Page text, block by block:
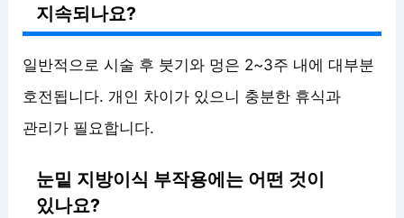
지속되나요?
일반적으로 시술 후 붓기와 멍은 2~3주 내에 대부분
호전됩니다. 개인 차이가 있으니 충분한 휴식과
관리가 필요합니다.
눈밑 지방이식 부작용에는 어떤 것이
있나요?